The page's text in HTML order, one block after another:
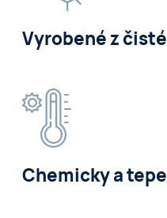
Vyrobené z
Chemicky a